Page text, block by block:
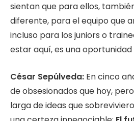
sientan que para ellos,
diferente, para el equipo que
incluso para los juniors o
estar aquí, es una
César Sepúlveda: En cinco
de obsesionados que hoy,
larga de ideas que